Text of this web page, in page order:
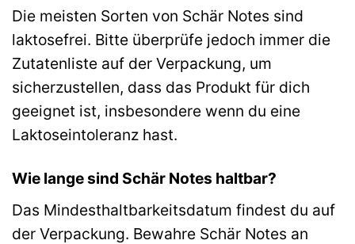
Die meisten Sorten von Schär Notes sind
laktosefrei. Bitte überprüfe jedoch immer die
Zutatenliste auf der Verpackung, um
sicherzustellen, dass das Produkt für dich
geeignet ist, insbesondere wenn du eine
Laktoseintoleranz hast.
Wie lange sind Schär Notes haltbar?
Das Mindesthaltbarkeitsdatum findest du auf
der Verpackung. Bewahre Schär Notes an